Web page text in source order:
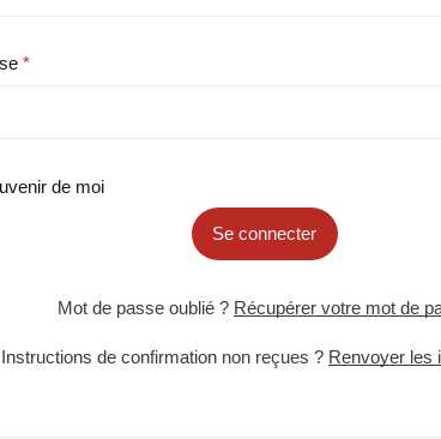
de moi
Se connecter
Mot de passe oublié ? Récupérer votre mot de
Instructions de confirmation non reçues ? Renvoyer les